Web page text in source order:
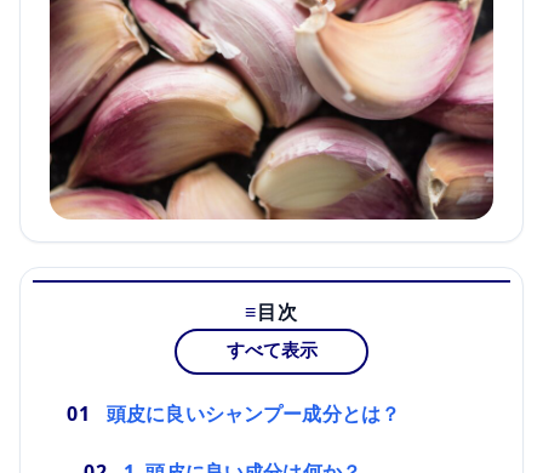
目次
すべて表示
頭皮に良いシャンプー成分とは？